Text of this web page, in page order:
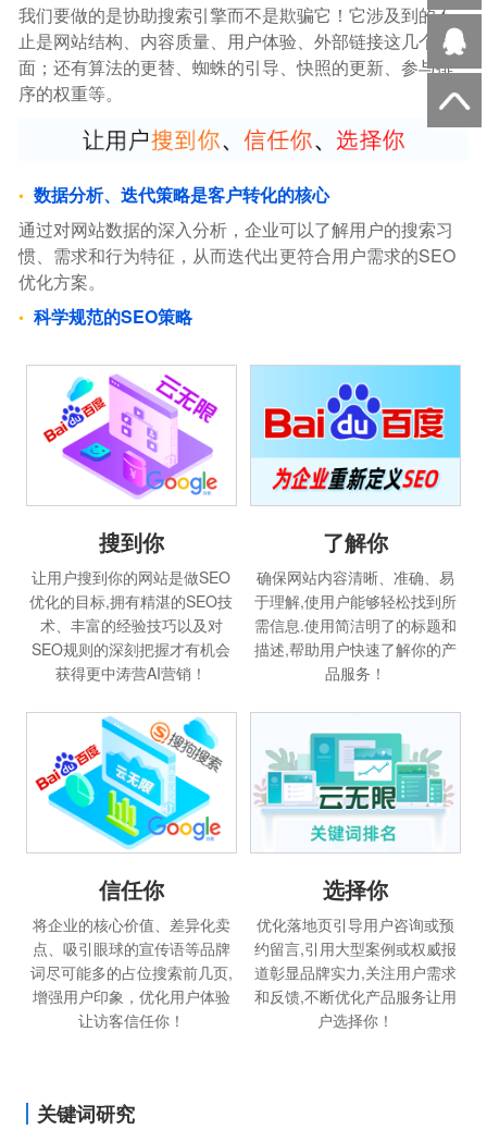
我们要做的是协助搜索引擎而不是欺骗它！它涉及到的不
止是网站结构、内容质量、用户体验、外部链接这几个方
面；还有算法的更替、蜘蛛的引导、快照的更新、参与排
序的权重等。
数据分析、迭代策略是客户转化的核心
通过对网站数据的深入分析，企业可以了解用户的搜索习
惯、需求和行为特征，从而迭代出更符合用户需求的SEO
优化方案。
科学规范的SEO策略
搜到你
让用户搜到你的网站是做SEO
优化的目标,拥有精湛的SEO技
术、丰富的经验技巧以及对
SEO规则的深刻把握才有机会
获得更中涛营AI营销！
了解你
确保网站内容清晰、准确、易
于理解,使用户能够轻松找到所
需信息.使用简洁明了的标题和
描述,帮助用户快速了解你的产
品服务！
信任你
将企业的核心价值、差异化卖
点、吸引眼球的宣传语等品牌
词尽可能多的占位搜索前几页,
增强用户印象，优化用户体验
让访客信任你！
选择你
优化落地页引导用户咨询或预
约留言,引用大型案例或权威报
道彰显品牌实力,关注用户需求
和反馈,不断优化产品服务让用
户选择你！
关键词研究